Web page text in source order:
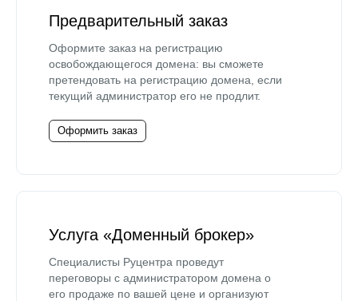
Предварительный заказ
Оформите заказ на регистрацию
освобождающегося домена: вы сможете
претендовать на регистрацию домена, если
текущий администратор его не продлит.
Оформить заказ
Услуга «Доменный брокер»
Специалисты Руцентра проведут
переговоры с администратором домена о
его продаже по вашей цене и организуют